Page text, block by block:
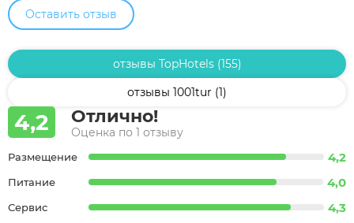
Оставить отзыв
отзывы TopHotels (155)
отзывы 1001tur (1)
4,2 Отлично!
Оценка по 1 отзыву
Размещение 4,2
Питание 4,0
Сервис 4,3